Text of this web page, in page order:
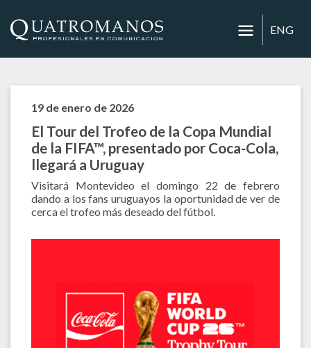
ENG
19 de enero de 2026
El Tour del Trofeo de la Copa Mundial
de la FIFA™, presentado por Coca-Cola,
llegará a Uruguay
Visitará Montevideo el domingo 22 de febrero
dando a los fans uruguayos la oportunidad de ver de
cerca el trofeo más deseado del fútbol.